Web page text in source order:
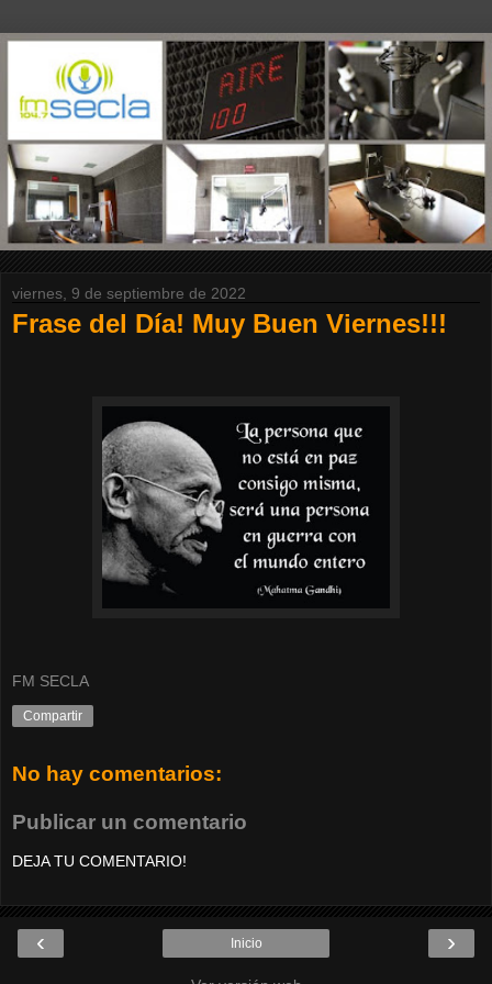
viernes, 9 de septiembre de 2022
Frase del Día! Muy Buen Viernes!!!
FM SECLA
Compartir
No hay comentarios:
Publicar un comentario
DEJA TU COMENTARIO!
‹ ›
Inicio